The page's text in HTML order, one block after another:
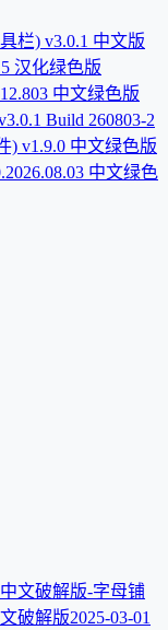
栏) v3.0.1 中文版
汉化绿色版
中文绿色版
Build 260803-2
) v1.9.0 中文绿色版
中文绿色
破解版2025-03-01